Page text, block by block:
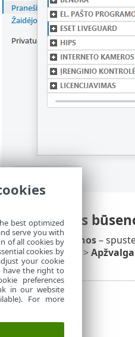
Programos
Programos būsenos–
programos lango
>Apžvalga
best optimized
serve you with
of all cookies by
cookies by
your cookie
have the right to
preferences
in our website
For more